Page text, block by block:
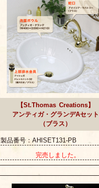
【St.Thomas Creations】
アンティガ・グランデAセット
（ブラス）
製品番号：AHISET131-PB
完売しました。